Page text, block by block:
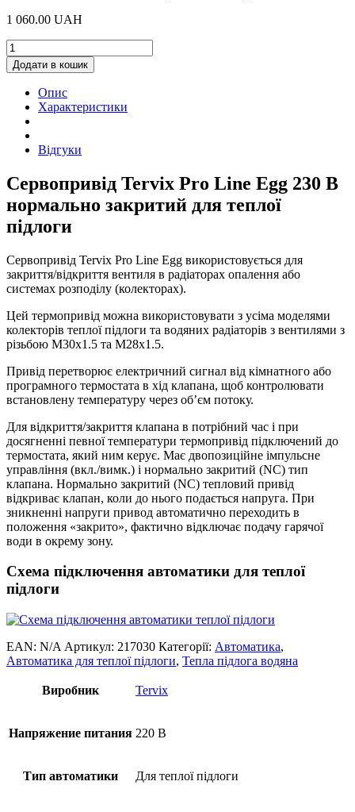
1 060.00 UAH
Сервопривід
230
V
Tervix
ProLine
Egg
чорний
quantity
Додати в кошик
Опис
Характеристики
Відгуки
Cервопривід Tervix Pro Line Egg 230 В
нормально закритий для теплої
підлоги
Cервопривід Tervix Pro Line Egg використовується для
закриття/відкриття вентиля в радіаторах опалення або
системах розподілу (колекторах).
Цей термопривід можна використовувати з усіма моделями
колекторів теплої підлоги та водяних радіаторів з вентилями з
різьбою M30x1.5 та M28x1.5.
Привід перетворює електричний сигнал від кімнатного або
програмного термостата в хід клапана, щоб контролювати
встановлену температуру через об’єм потоку.
Для відкриття/закриття клапана в потрібний час і при
досягненні певної температури термопривід підключений до
термостата, який ним керує. Має двопозиційне імпульсне
управління (вкл./вимк.) і нормально закритий (NC) тип
клапана. Нормально закритий (NC) тепловий привід
відкриває клапан, коли до нього подається напруга. При
зникненні напруги привод автоматично переходить в
положення «закрито», фактично відключає подачу гарячої
води в окрему зону.
Схема підключення автоматики для теплої
підлоги
EAN: N/A Артикул: 217030 Категорії: Автоматика,
Автоматика для теплої підлоги, Тепла підлога водяна
Виробник Tervix
Напряжение питания 220 В
Тип автоматики Для теплої підлоги